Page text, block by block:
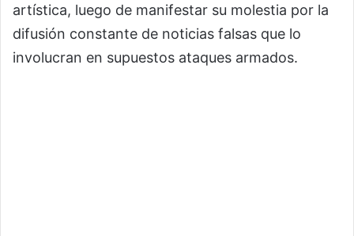
artística, luego de manifestar su molestia por la
difusión constante de noticias falsas que lo
involucran en supuestos ataques armados.